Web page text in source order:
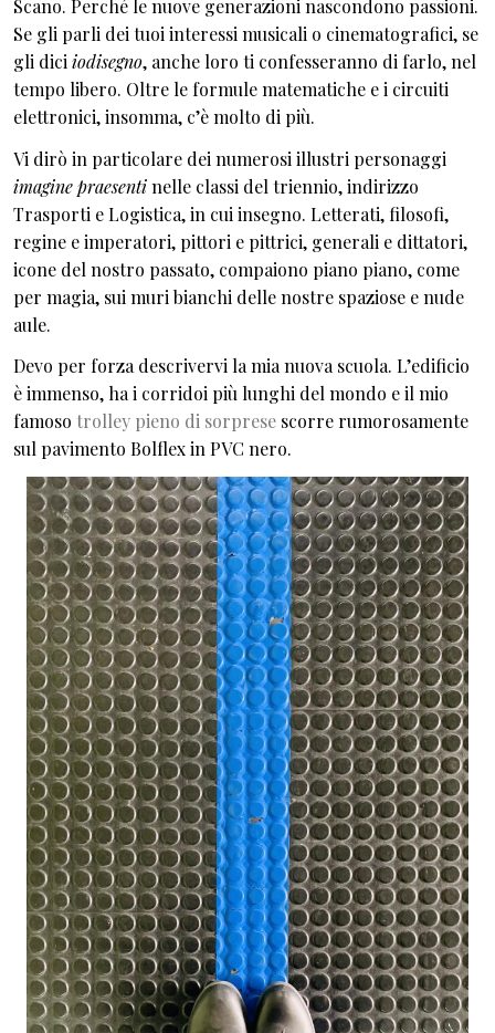
Scano. Perché le nuove generazioni nascondono passioni.
Se gli parli dei tuoi interessi musicali o cinematografici, se
gli dici iodisegno, anche loro ti confesseranno di farlo, nel
tempo libero. Oltre le formule matematiche e i circuiti
elettronici, insomma, c’è molto di più.
Vi dirò in particolare dei numerosi illustri personaggi
imagine praesentinelle classi del triennio, indirizzo
Trasporti e Logistica, in cui insegno. Letterati, filosofi,
regine e imperatori, pittori e pittrici, generali e dittatori,
icone del nostro passato, compaiono piano piano, come
per magia, sui muri bianchi delle nostre spaziose e nude
aule.
Devo per forza descrivervi la mia nuova scuola. L’edificio
è immenso, ha i corridoi più lunghi del mondo e il mio
famoso trolley pieno di sorprese scorre rumorosamente
sul pavimento Bolflex in PVC nero.